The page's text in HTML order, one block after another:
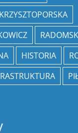
HISTORIA